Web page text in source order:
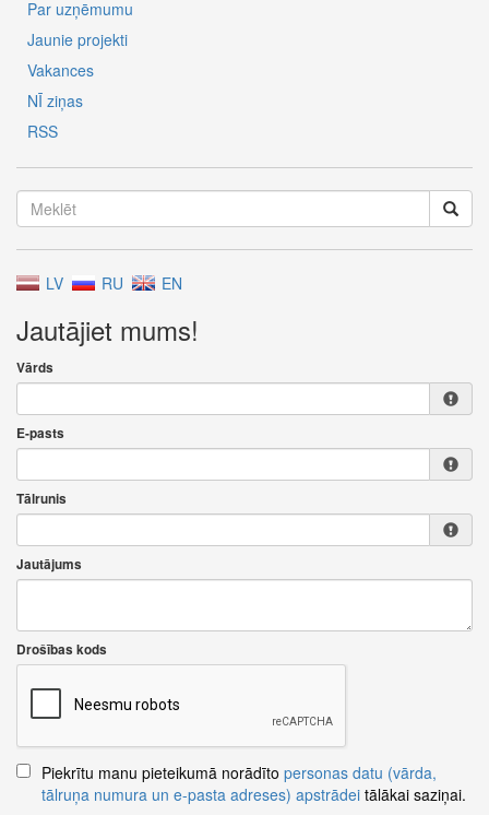
Par uzņēmumu
Jaunie projekti
Vakances
NĪ ziņas
RSS
LV RU EN
Jautājiet mums!
Vārds
E-pasts
Tālrunis
Jautājums
Drošības kods
Piekrītu manu pieteikumā norādīto personas datu (vārda,
tālruņa numura un e-pasta adreses) apstrādei tālākai saziņai.